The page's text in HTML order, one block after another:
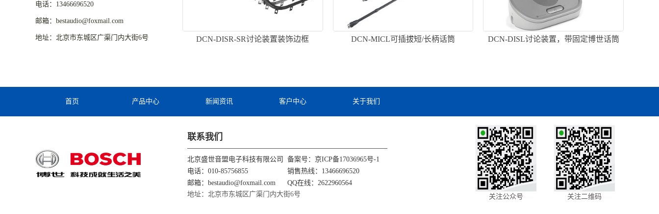
电话：13466696520
邮箱：bestaudio@foxmail.com
地址：北京市东城区广渠门内大街6号 DCN-DISR-SR讨论装置装饰边框 DCN-MICL可插拔短/长柄话筒 DCN-DISL讨论装置，带固定博世话筒
首页 产品中心 新闻资讯 客户中心 关于我们
联系我们
北京盛世音盟电子科技有限公司 备案号： 京ICP备17036965号-1
电话：010-85756855
销售热线：13466696520
邮箱：bestaudio@foxmail.com
QQ在线：2622960564
地址：北京市东城区广渠门内大街6号
关注公众号 关注二维码